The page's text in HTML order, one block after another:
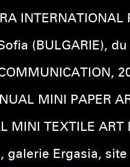
(BULGARIE),
MINI PAPER
MINI TEXTILE
galerie Ergasia,